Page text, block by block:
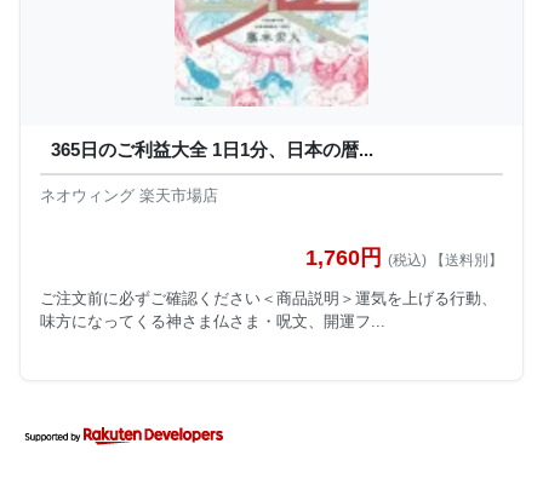
365日のご利益大全 1日1分、日本の暦...
ネオウィング 楽天市場店
1,760円 (税込) 【送料別】
ご注文前に必ずご確認ください＜商品説明＞運気を上げる行動、
味方になってくる神さま仏さま・呪文、開運フ...